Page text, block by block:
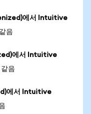
에서 Intuitive
음
에서 Intuitive
음
에서 Intuitive